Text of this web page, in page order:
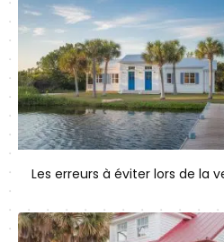
Les erreurs à éviter lors de la